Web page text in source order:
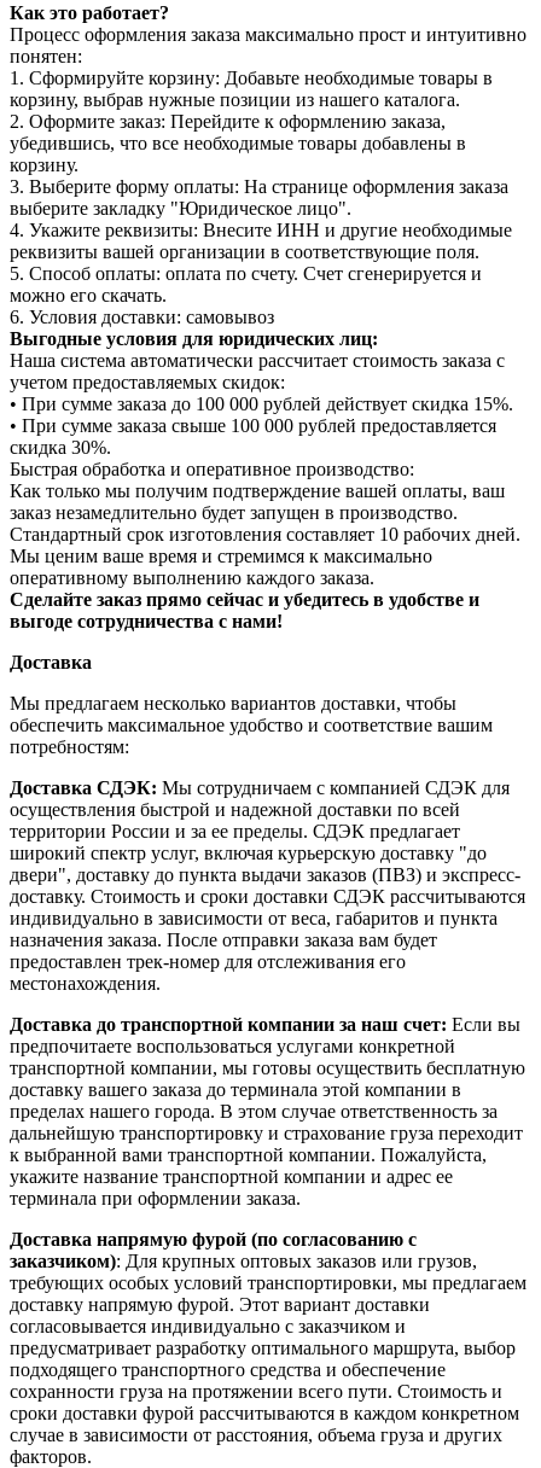
Как это работает?
Процесс оформления заказа максимально прост и интуитивно
понятен:
1. Сформируйте корзину: Добавьте необходимые товары в
корзину, выбрав нужные позиции из нашего каталога.
2. Оформите заказ: Перейдите к оформлению заказа,
убедившись, что все необходимые товары добавлены в
корзину.
3. Выберите форму оплаты: На странице оформления заказа
выберите закладку "Юридическое лицо".
4. Укажите реквизиты: Внесите ИНН и другие необходимые
реквизиты вашей организации в соответствующие поля.
5. Способ оплаты: оплата по счету. Счет сгенерируется и
можно его скачать.
6. Условия доставки: самовывоз
Выгодные условия для юридических лиц:
Наша система автоматически рассчитает стоимость заказа с
учетом предоставляемых скидок:
• При сумме заказа до 100 000 рублей действует скидка 15%.
• При сумме заказа свыше 100 000 рублей предоставляется
скидка 30%.
Быстрая обработка и оперативное производство:
Как только мы получим подтверждение вашей оплаты, ваш
заказ незамедлительно будет запущен в производство.
Стандартный срок изготовления составляет 10 рабочих дней.
Мы ценим ваше время и стремимся к максимально
оперативному выполнению каждого заказа.
Сделайте заказ прямо сейчас и убедитесь в удобстве и
выгоде сотрудничества с нами!
Доставка
Мы предлагаем несколько вариантов доставки, чтобы
обеспечить максимальное удобство и соответствие вашим
потребностям:
Доставка СДЭК: Мы сотрудничаем с компанией СДЭК для
осуществления быстрой и надежной доставки по всей
территории России и за ее пределы. СДЭК предлагает
широкий спектр услуг, включая курьерскую доставку "до
двери", доставку до пункта выдачи заказов (ПВЗ) и экспресс-
доставку. Стоимость и сроки доставки СДЭК рассчитываются
индивидуально в зависимости от веса, габаритов и пункта
назначения заказа. После отправки заказа вам будет
предоставлен трек-номер для отслеживания его
местонахождения.
Доставка до транспортной компании за наш счет: Если вы
предпочитаете воспользоваться услугами конкретной
транспортной компании, мы готовы осуществить бесплатную
доставку вашего заказа до терминала этой компании в
пределах нашего города. В этом случае ответственность за
дальнейшую транспортировку и страхование груза переходит
к выбранной вами транспортной компании. Пожалуйста,
укажите название транспортной компании и адрес ее
терминала при оформлении заказа.
Доставка напрямую фурой (по согласованию с
заказчиком): Для крупных оптовых заказов или грузов,
требующих особых условий транспортировки, мы предлагаем
доставку напрямую фурой. Этот вариант доставки
согласовывается индивидуально с заказчиком и
предусматривает разработку оптимального маршрута, выбор
подходящего транспортного средства и обеспечение
сохранности груза на протяжении всего пути. Стоимость и
сроки доставки фурой рассчитываются в каждом конкретном
случае в зависимости от расстояния, объема груза и других
факторов.